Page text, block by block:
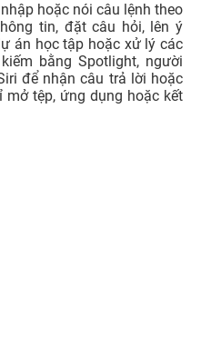
hoặc nói câu lệnh theo
tin, đặt câu hỏi, lên ý
án học tập hoặc xử lý các
bằng Spotlight, người
để nhận câu trả lời hoặc
tệp, ứng dụng hoặc kết